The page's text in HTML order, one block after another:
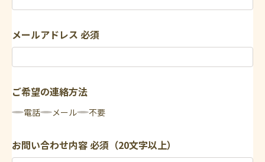
メールアドレス 必須
ご希望の連絡方法
電話 メール 不要
お問い合わせ内容必須（20文字以上）